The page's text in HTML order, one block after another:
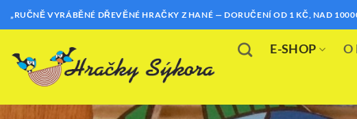
Přeskočit
„RUČNĚ VYRÁBĚNÉ DŘEVĚNÉ HRAČKY Z HANÉ — DORUČENÍ OD 1 KČ, NAD
E-SHOP O